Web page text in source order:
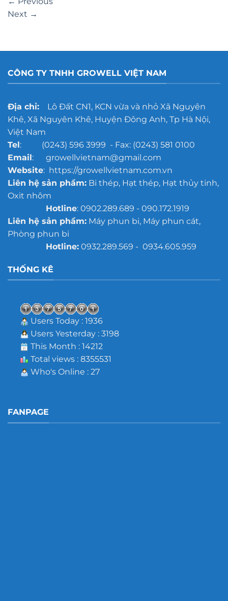
Next →
CÔNG TY TNHH GROWELL VIỆT NAM
Địa chỉ:Lô Đất CN1, KCN vừa và nhỏ Xã Nguyên
Khê, Xã Nguyên Khê, Huyện Đông Anh, Tp Hà Nội,
Việt Nam
Tel: (0243) 596 3999 - Fax: (0243) 581 0100
Email: growellvietnam@gmail.com
Website: https://growellvietnam.com.vn
Liên hệ sản phẩm:Bi thép, Hạt thép, Hạt thủy tinh,
Oxit nhôm
Hotline: 0902.289.689 - 090.172.1919
Liên hệ sản phẩm:Máy phun bi, Máy phun cát,
Phòng phun bi
Hotline:0932.289.569 - 0934.605.959
THỐNG KÊ
Users Today : 1936
Users Yesterday : 3198
This Month : 14212
Total views : 8355531
Who's Online : 27
FANPAGE